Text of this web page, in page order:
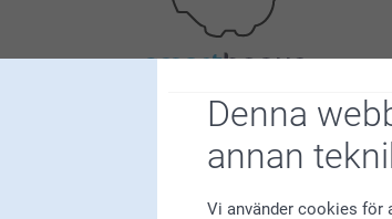
Denna
annan
Vi använder cookies för
Bonus på alla dina köp